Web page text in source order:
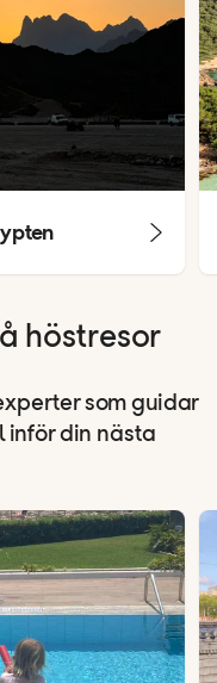
höstresor
som guidar
inför din nästa